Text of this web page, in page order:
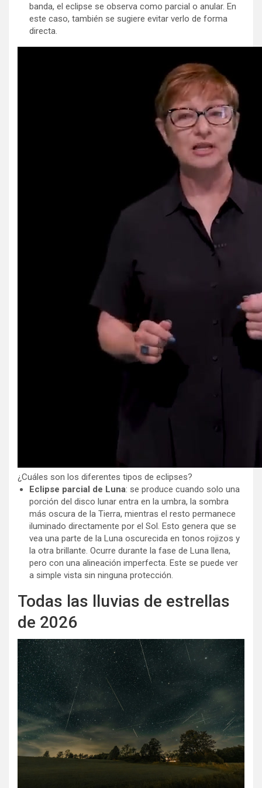
banda, el eclipse se observa como parcial o anular. En
este caso, también se sugiere evitar verlo de forma
directa.
¿Cuáles son los diferentes tipos de eclipses?
Eclipse parcial de Luna: se produce cuando solo una
porción del disco lunar entra en la umbra, la sombra
más oscura de la Tierra, mientras el resto permanece
iluminado directamente por el Sol. Esto genera que se
vea una parte de la Luna oscurecida en tonos rojizos y
la otra brillante. Ocurre durante la fase de Luna llena,
pero con una alineación imperfecta. Este se puede ver
a simple vista sin ninguna protección.
Todas las lluvias de estrellas
de 2026